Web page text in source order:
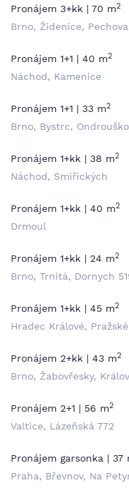
Pronájem 3+kk | 70 m2
Brno, Židenice, Pechova
Pronájem 1+1 | 40 m2
Náchod, Kamenice
Pronájem 1+1 | 33 m2
Brno, Bystrc,
Pronájem 1+kk | 38 m2
Náchod, Smiřických
Pronájem 1+kk | 40 m2
Drmoul
Pronájem 1+kk | 24 m2
Brno, Trnitá, Dornych
Pronájem 1+kk | 45 m2
Hradec Králové,
Pronájem 2+kk | 43 m2
Brno, Žabovřesky,
Pronájem 2+1 | 56 m2
Valtice, Lázeňská 772
Pronájem garsonka | 37
Praha, Břevnov, Na